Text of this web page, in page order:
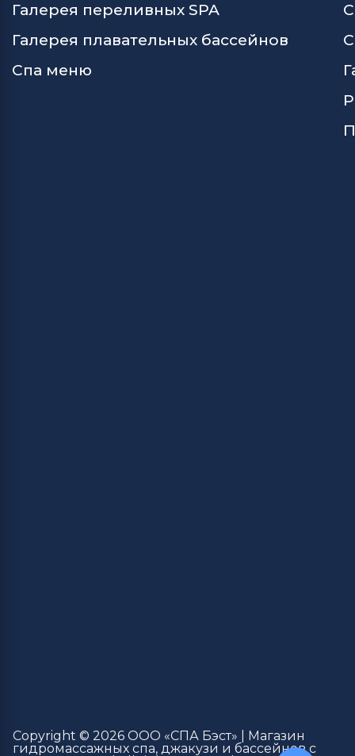
Галерея переливных SPA
Галерея плавательных бассейнов
Спа меню
Copyright © 2026 ООО «СПА Бэст» | Магазин
гидромассажных спа, джакузи и бассейнов с